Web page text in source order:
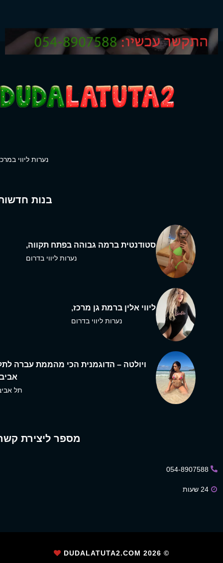
נערות ליווי
בנות
סטודנטית ברמה גבוהה בפתח תקווה,
נערות ליווי בדרום
ליווי אלין ברמת גן מרכז,
נערות ליווי בדרום
ויולטה – הדוגמנית הכי מהממת עברה
תל
מספר ליצירת
054-8907588
24 שעות
© DUDALATUTA2.COM
2026